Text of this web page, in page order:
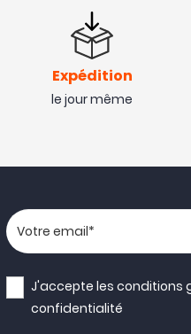
Expédition
le jour même
Votre adresse email
J'accepte lesconditions
confidentialité